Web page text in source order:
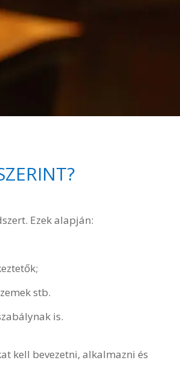
Ezek alapján:
stb.
is.
kell bevezetni, alkalmazni és